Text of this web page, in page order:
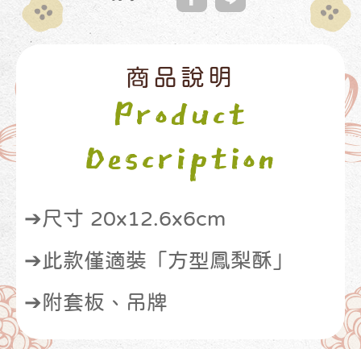
商品說明
Product
Description
➔尺寸 20x12.6x6cm
➔此款僅適裝「方型鳳梨酥」
➔附套板、吊牌